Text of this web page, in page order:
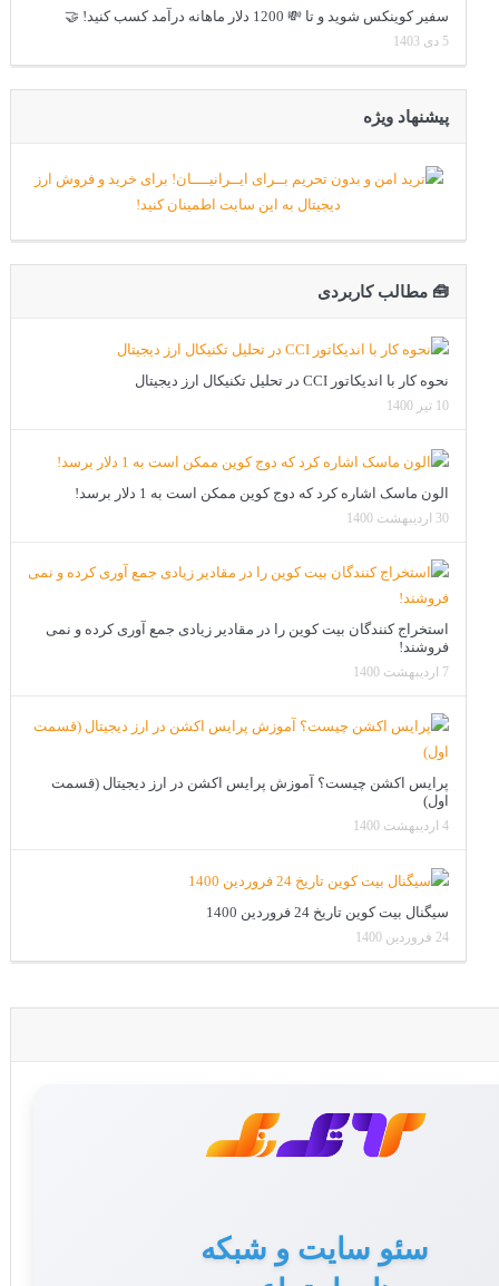
سفیر کوینکس شوید و تا 💸 1200 دلار ماهانه درآمد کسب کنید! 🤝
5 دی 1403
پیشنهاد ویژه
🧰 مطالب کاربردی
نحوه کار با اندیکاتور CCI در تحلیل تکنیکال ارز دیجیتال
10 تیر 1400
الون ماسک اشاره کرد که دوج کوین ممکن است به 1 دلار برسد!
30 اردیبهشت 1400
استخراج کنندگان بیت کوین را در مقادیر زیادی جمع آوری کرده و نمی
فروشند!
7 اردیبهشت 1400
پرایس اکشن چیست؟ آموزش پرایس اکشن در ارز دیجیتال (قسمت
اول)
4 اردیبهشت 1400
سیگنال بیت کوین تاریخ 24 فروردین 1400
24 فروردین 1400
سئو سایت و شبکه
تولید محتوا برای سایت